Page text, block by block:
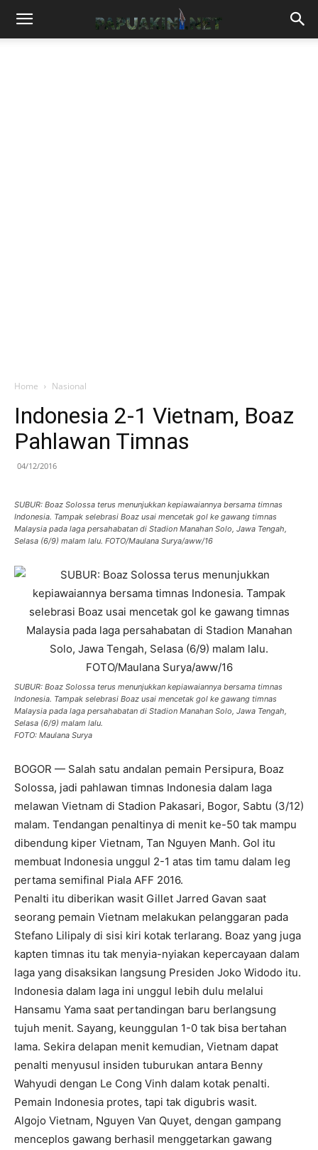
Home Nasional
Indonesia 2-1 Vietnam, Boaz
Pahlawan Timnas
04/12/2016
SUBUR: Boaz Solossa terus menunjukkan kepiawaiannya bersama timnas
Indonesia. Tampak selebrasi Boaz usai mencetak gol ke gawang timnas
Malaysia pada laga persahabatan di Stadion Manahan Solo, Jawa Tengah,
Selasa (6/9) malam lalu. FOTO/Maulana Surya/aww/16
SUBUR: Boaz Solossa terus menunjukkan kepiawaiannya bersama timnas
Indonesia. Tampak selebrasi Boaz usai mencetak gol ke gawang timnas
Malaysia pada laga persahabatan di Stadion Manahan Solo, Jawa Tengah,
Selasa (6/9) malam lalu.
FOTO: Maulana Surya
BOGOR — Salah satu andalan pemain Persipura, Boaz
Solossa, jadi pahlawan timnas Indonesia dalam laga
melawan Vietnam di Stadion Pakasari, Bogor, Sabtu (3/12)
malam. Tendangan penaltinya di menit ke-50 tak mampu
dibendung kiper Vietnam, Tan Nguyen Manh. Gol itu
membuat Indonesia unggul 2-1 atas tim tamu dalam leg
pertama semifinal Piala AFF 2016.
Penalti itu diberikan wasit Gillet Jarred Gavan saat
seorang pemain Vietnam melakukan pelanggaran pada
Stefano Lilipaly di sisi kiri kotak terlarang. Boaz yang juga
kapten timnas itu tak menyia-nyiakan kepercayaan dalam
laga yang disaksikan langsung Presiden Joko Widodo itu.
Indonesia dalam laga ini unggul lebih dulu melalui
Hansamu Yama saat pertandingan baru berlangsung
tujuh menit. Sayang, keunggulan 1-0 tak bisa bertahan
lama. Sekira delapan menit kemudian, Vietnam dapat
penalti menyusul insiden tuburukan antara Benny
Wahyudi dengan Le Cong Vinh dalam kotak penalti.
Pemain Indonesia protes, tapi tak digubris wasit.
Algojo Vietnam, Nguyen Van Quyet, dengan gampang
menceplos gawang berhasil menggetarkan gawang